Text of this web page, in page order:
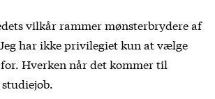
vilkår rammer mønsterbrydere af
har ikke privilegiet kun at vælge
Hverken når det kommer til